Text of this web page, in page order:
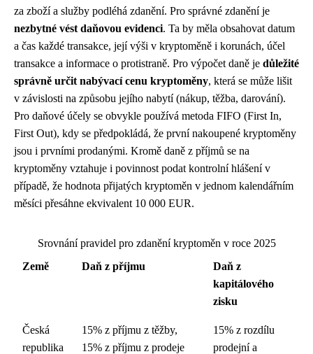
za zboží a služby podléhá zdanění. Pro správné zdanění je
nezbytné vést daňovou evidenci. Ta by měla obsahovat datum
a čas každé transakce, její výši v kryptoměně i korunách, účel
transakce a informace o protistraně. Pro výpočet daně je důležité
správně určit nabývací cenu kryptoměny, která se může lišit
v závislosti na způsobu jejího nabytí (nákup, těžba, darování).
Pro daňové účely se obvykle používá metoda FIFO (First In,
First Out), kdy se předpokládá, že první nakoupené kryptoměny
jsou i prvními prodanými. Kromě daně z příjmů se na
kryptoměny vztahuje i povinnost podat kontrolní hlášení v
případě, že hodnota přijatých kryptoměn v jednom kalendářním
měsíci přesáhne ekvivalent 10 000 EUR.
Srovnání pravidel pro zdanění kryptoměn v roce 2025
Země
Daň z příjmu
Daň z
kapitálového
zisku
Česká
republika
15% z příjmu z těžby,
15% z příjmu z prodeje
15% z rozdílu
prodejní a